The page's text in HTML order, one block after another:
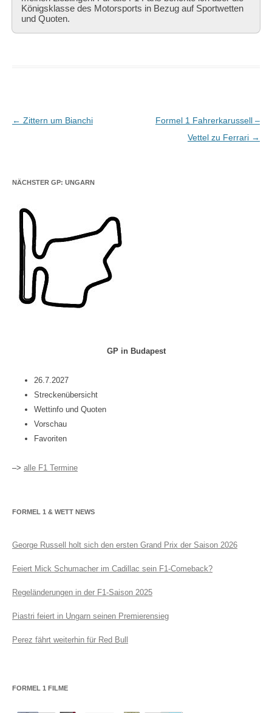
Königsklasse des Motorsports in Bezug auf Sportwetten
und Quoten.
Beitragsnavigation
← Zittern um Bianchi
Formel 1 Fahrerkarussell –
Vettel zu Ferrari →
NÄCHSTER GP: UNGARN
GP in Budapest
26.7.2027
Streckenübersicht
Wettinfo und Quoten
Vorschau
Favoriten
–> alle F1 Termine
FORMEL 1 & WETT NEWS
George Russell holt sich den ersten Grand Prix der Saison 2026
Feiert Mick Schumacher im Cadillac sein F1-Comeback?
Regeländerungen in der F1-Saison 2025
Piastri feiert in Ungarn seinen Premierensieg
Perez fährt weiterhin für Red Bull
FORMEL 1 FILME